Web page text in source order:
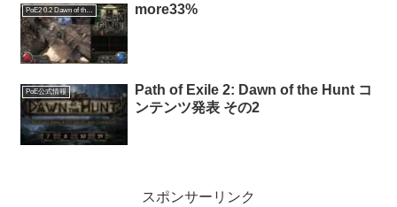
PoE2 0.2 Dawn of the Hunt more33%
PoE公式情報
Path of Exile 2: Dawn of the Hunt コ
ンテンツ発表 その2
スポンサーリンク